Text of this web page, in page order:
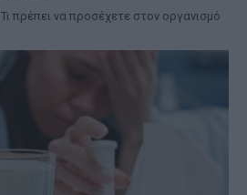
Τι πρέπει να προσέχετε στον οργανισμό